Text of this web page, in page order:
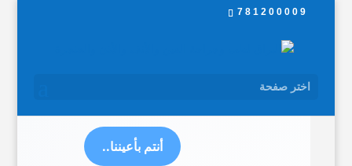
781200009
اختر صفحة
أنتم بأعيننا..